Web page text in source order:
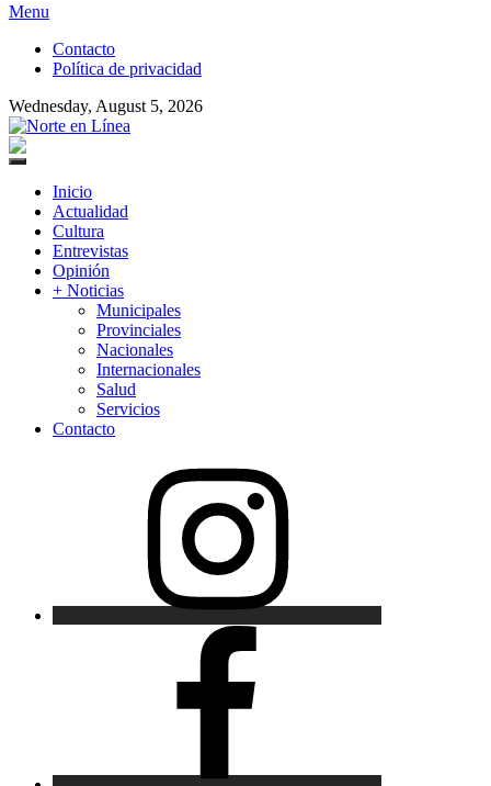
Skip
content
Menu
Contacto
Política de privacidad
Wednesday, August 5, 2026
Norte en Línea
Primary
Inicio
Actualidad
Cultura
Entrevistas
Opinión
+ Noticias
Municipales
Provinciales
Nacionales
Internacionales
Salud
Servicios
Contacto